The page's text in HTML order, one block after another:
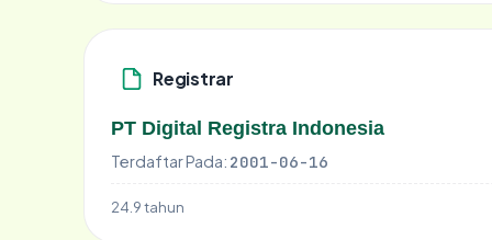
Registrar
PT Digital Registra Indonesia
Terdaftar Pada: 2001-06-16
24.9 tahun